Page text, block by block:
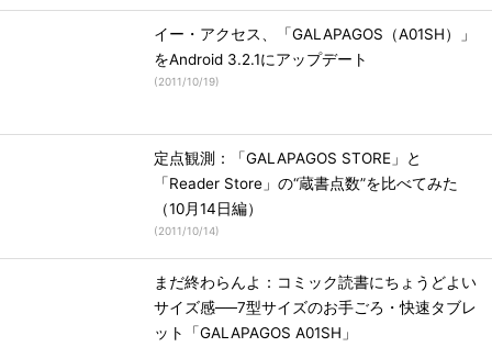
イー・アクセス、「GALAPAGOS（A01SH）」
をAndroid 3.2.1にアップデート
(2011/10/19)
定点観測：「GALAPAGOS STORE」と
「Reader Store」の“蔵書点数”を比べてみた
（10月14日編）
(2011/10/14)
まだ終わらんよ：コミック読書にちょうどよい
サイズ感──7型サイズのお手ごろ・快速タブレ
ット「GALAPAGOS A01SH」